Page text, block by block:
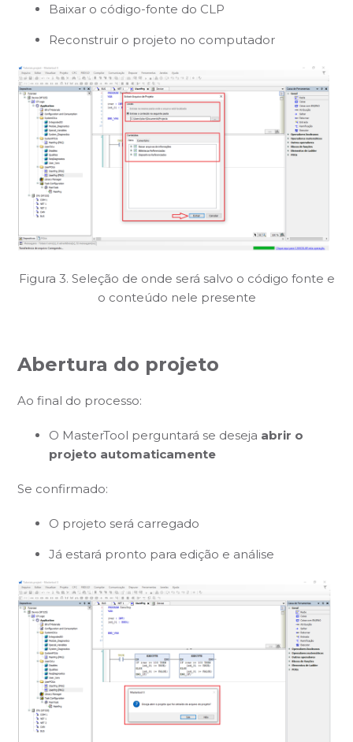
Baixar o código-fonte do CLP
Reconstruir o projeto no computador
Figura 3. Seleção de onde será salvo o código fonte e
o conteúdo nele presente
Abertura do projeto
Ao final do processo:
O MasterTool perguntará se deseja abrir o
projeto automaticamente
Se confirmado:
O projeto será carregado
Já estará pronto para edição e análise